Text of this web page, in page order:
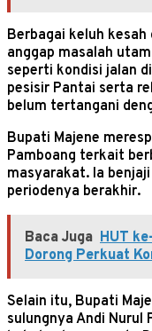
Berbagai keluh
anggap masalah
seperti kondisi jalan
pesisir Pantai serta
belum tertangani
Bupati Majene
Pamboang terkait
masyarakat. Ia
periodenya berakhir.
Baca Juga HUT
Dorong Perkuat
Selain itu, Bupati
sulungnya Andi Nurul